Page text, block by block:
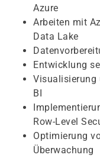
Azure
Arbeiten mit
Data Lake
Entwicklung
Visualisierung
BI
Row-Level
Optimierung
Überwachung